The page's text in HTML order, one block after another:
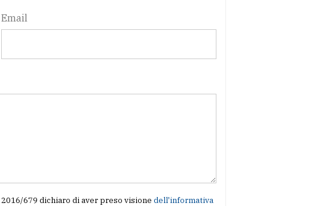
Email
679 dichiaro di aver preso visione dell'informativa